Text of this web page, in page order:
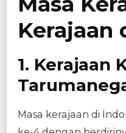
Kerajaan
1. Kerajaan
Masa kerajaan di